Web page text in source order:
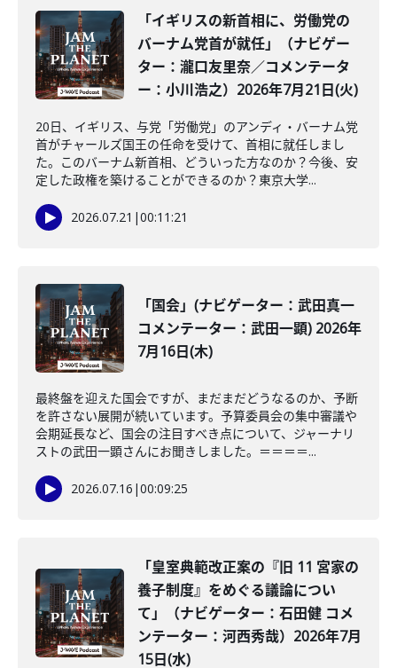
「イギリスの新首相に、労働党の
バーナム党首が就任」（ナビゲー
ター：瀧口友里奈／コメンテータ
ー：小川浩之）2026年7月21日(火)
20日、イギリス、与党「労働党」のアンディ・バーナム党
首がチャールズ国王の任命を受けて、首相に就任しまし
た。このバーナム新首相、どういった方なのか？今後、安
定した政権を築けることができるのか？東京大学...
2026.07.21 |00:11:21
「国会」(ナビゲーター：武田真一
コメンテーター：武田一顕) 2026年
7月16日(木)
最終盤を迎えた国会ですが、まだまだどうなるのか、予断
を許さない展開が続いています。予算委員会の集中審議や
会期延長など、国会の注目すべき点について、ジャーナリ
ストの武田一顕さんにお聞きしました。＝＝＝＝...
2026.07.16 |00:09:25
「皇室典範改正案の『旧 11 宮家の
養子制度』をめぐる議論につい
て」（ナビゲーター：石田健 コメ
ンテーター：河西秀哉）2026年7月
15日(水)